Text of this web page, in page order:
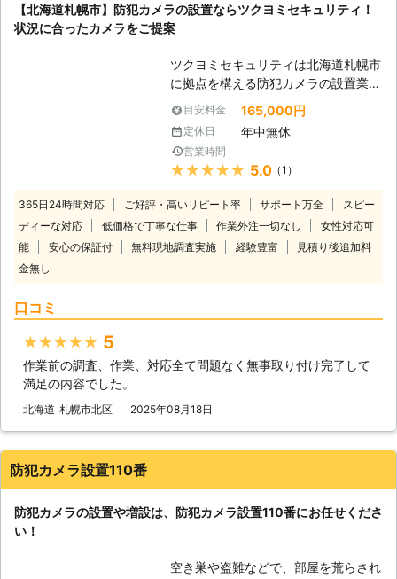
【北海道札幌市】防犯カメラの設置ならツクヨミセキュリティ！
状況に合ったカメラをご提案
ツクヨミセキュリティは北海道札幌市
に拠点を構える防犯カメラの設置業者
です。 一般住宅やマンション、喫茶
店・歯医者・倉庫などさまざまな場所
で防犯カメラを設置してきた施工実績
があります。 防犯対策として防犯カ
メラの設置をお考えなら当店までご連
20年！防犯設備士が状況に合ったカ
メラをご提案 私たちツクヨミセキュ
リティは北海道にて防犯カメラに関す
する維持管理及び診断・設計・施工を
お任せください。 屋外や屋内など、
所を把握して設置位置や向きなどをし
っかりと検討しますので防犯カメラの
設置ならお任せを。 【設置可能なカ
ークカメラ ・HDDレコーダー設置 ・
赤外線カメラ ・ドームカメラ ・箱型
ンや割引プランも！ 防犯カメラの種
目安料金 165,000円
定休日 年中無休
営業時間
★★★★★ 5.0（1）
365日24時間対応 ご好評・高いリピート率 サポート万全
スピー
ディーな対応
低価格で丁寧な仕事 作業外注一切なし
女性対応可
能
安心の保証付 無料現地調査実施 経験豊富
見積り後追加料
金無し
口コミ
★★★★★ 5
作業前の調査、作業、対応全て問題なく無事取り付け完了して
満足の内容でした。
北海道 札幌市北区 2025年08月18日
防犯カメラ設置110番
防犯カメラの設置や増設は、防犯カメラ設置110番にお任せくださ
い！
空き巣や盗難などで、部屋を荒らされ